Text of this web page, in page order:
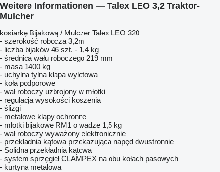
Weitere Informationen — Talex LEO 3,2 Traktor-
Mulcher
kosiarkę Bijakową / Mulczer Talex LEO 320
- szerokość robocza 3,2m
- liczba bijaków 46 szt. - 1,4 kg
- średnica wału roboczego 219 mm
- masa 1400 kg
- uchylna tylna klapa wylotowa
- koła podporowe
- wał roboczy uzbrojony w młotki
- regulacja wysokości koszenia
- ślizgi
- metalowe klapy ochronne
- młotki bijakowe RM1 o wadze 1,5 kg
- wał roboczy wyważony elektronicznie
- przekładnia kątowa przekazująca napęd dwustronnie
- Solidna przekładnia kątowa
- system sprzęgieł CLAMPEX na obu kołach pasowych
- kurtyna metalowa